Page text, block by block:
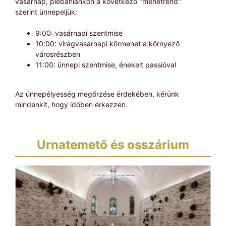
szerint ünnepeljük:
9:00: vasárnapi szentmise
10:00: virágvasárnapi körmenet a környező
városrészben
11:00: ünnepi szentmise, énekelt passióval
Az ünnepélyesség megőrzése érdekében, kérünk
mindenkit, hogy időben érkezzen.
Urnatemető és osszárium